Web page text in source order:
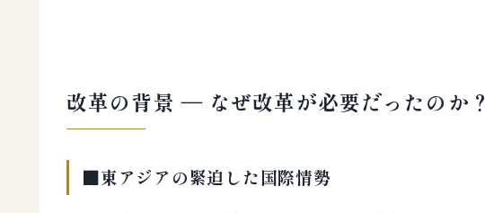
改革の背景 ― なぜ改革が必要だったのか？
■東アジアの緊迫した国際情勢